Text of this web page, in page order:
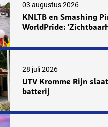
03 augustus 2026
KNLTB en Smashing
WorldPride:
28 juli 2026
UTV Kromme Rijn
batterij